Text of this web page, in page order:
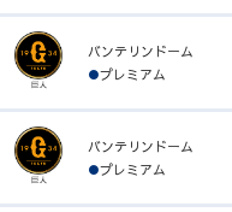
バンテリンドーム
プレミアム
バンテリンドーム
プレミアム